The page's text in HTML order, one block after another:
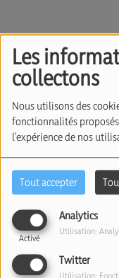
Les
collectons
Nous utilisons des
fonctionnalités
l'expérience de nos
Tout accepter
Analytics
Activé
Utilisation:
Twitter
Utilisation:
15 avril 2026
Écouter le podcast
Hier, à la
lieu pour Yom
tombait le jour où